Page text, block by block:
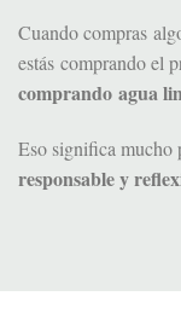
Cuando compras
estás comprando el
comprando agua
Eso significa mucho
responsable y